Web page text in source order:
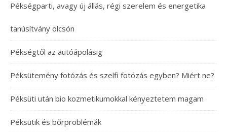
Pékségparti, avagy új állás, régi szerelem és energetika
tanúsítvány olcsón
Pékségtől az autóápolásig
Péksütemény fotózás és szelfi fotózás egyben? Miért ne?
Péksüti után bio kozmetikumokkal kényeztetem magam
Péksütik és bőrproblémák